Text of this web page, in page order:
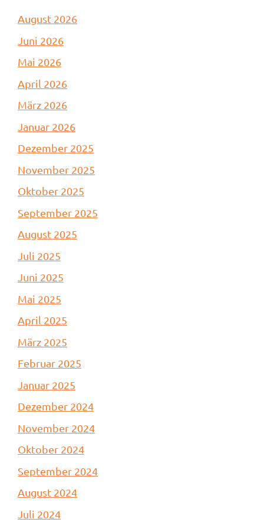
August 2026
Juni 2026
Mai 2026
April 2026
März 2026
Januar 2026
Dezember 2025
November 2025
Oktober 2025
September 2025
August 2025
Juli 2025
Juni 2025
Mai 2025
April 2025
März 2025
Februar 2025
Januar 2025
Dezember 2024
November 2024
Oktober 2024
September 2024
August 2024
Juli 2024